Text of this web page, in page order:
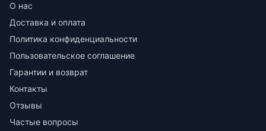
О нас
Доставка и оплата
Политика конфиденциальности
Пользовательское соглашение
Гарантии и возврат
Контакты
Отзывы
Частые вопросы